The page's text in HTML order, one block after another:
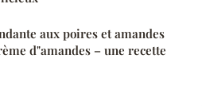
aux poires et amandes
d"amandes – une recette